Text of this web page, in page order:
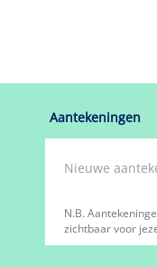
Aantekeningen
N.B.
zichtbaar voor